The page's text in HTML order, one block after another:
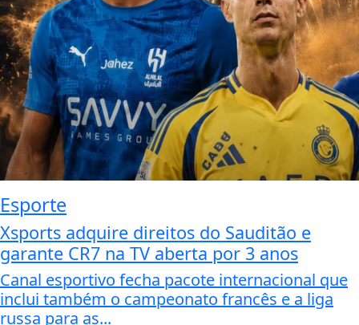
Esporte
Xsports adquire direitos do Sauditão e
garante CR7 na TV aberta por 3 anos
Canal esportivo fecha pacote internacional que
inclui também o campeonato francês e a liga
russa para as...